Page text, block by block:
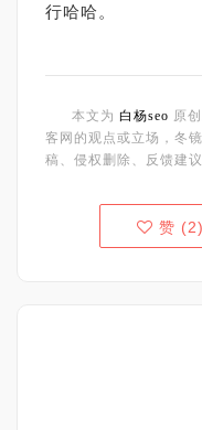
行哈哈。
本文为 白杨seo 原
客网的观点或立场，冬
稿、侵权删除、反馈建
赞 (2)